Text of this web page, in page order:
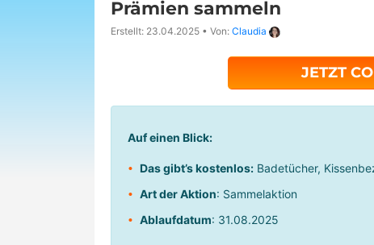
Prämien sammeln
Erstellt: 23.04.2025 • Von: Claudia
JETZT
Auf einen Blick:
Das gibt’s kostenlos: Badetücher,
Art der Aktion: Sammelaktion
Ablaufdatum: 31.08.2025